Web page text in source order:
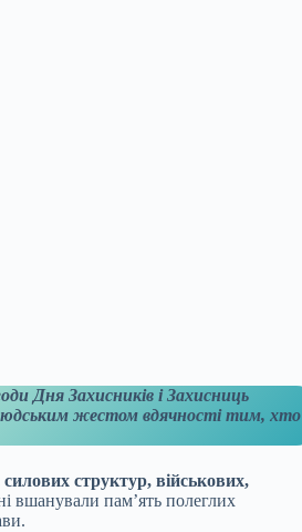
Дня Захисників і Захисниць
жестом вдячності тим, хто
структур, військових,
вшанували пам’ять полеглих